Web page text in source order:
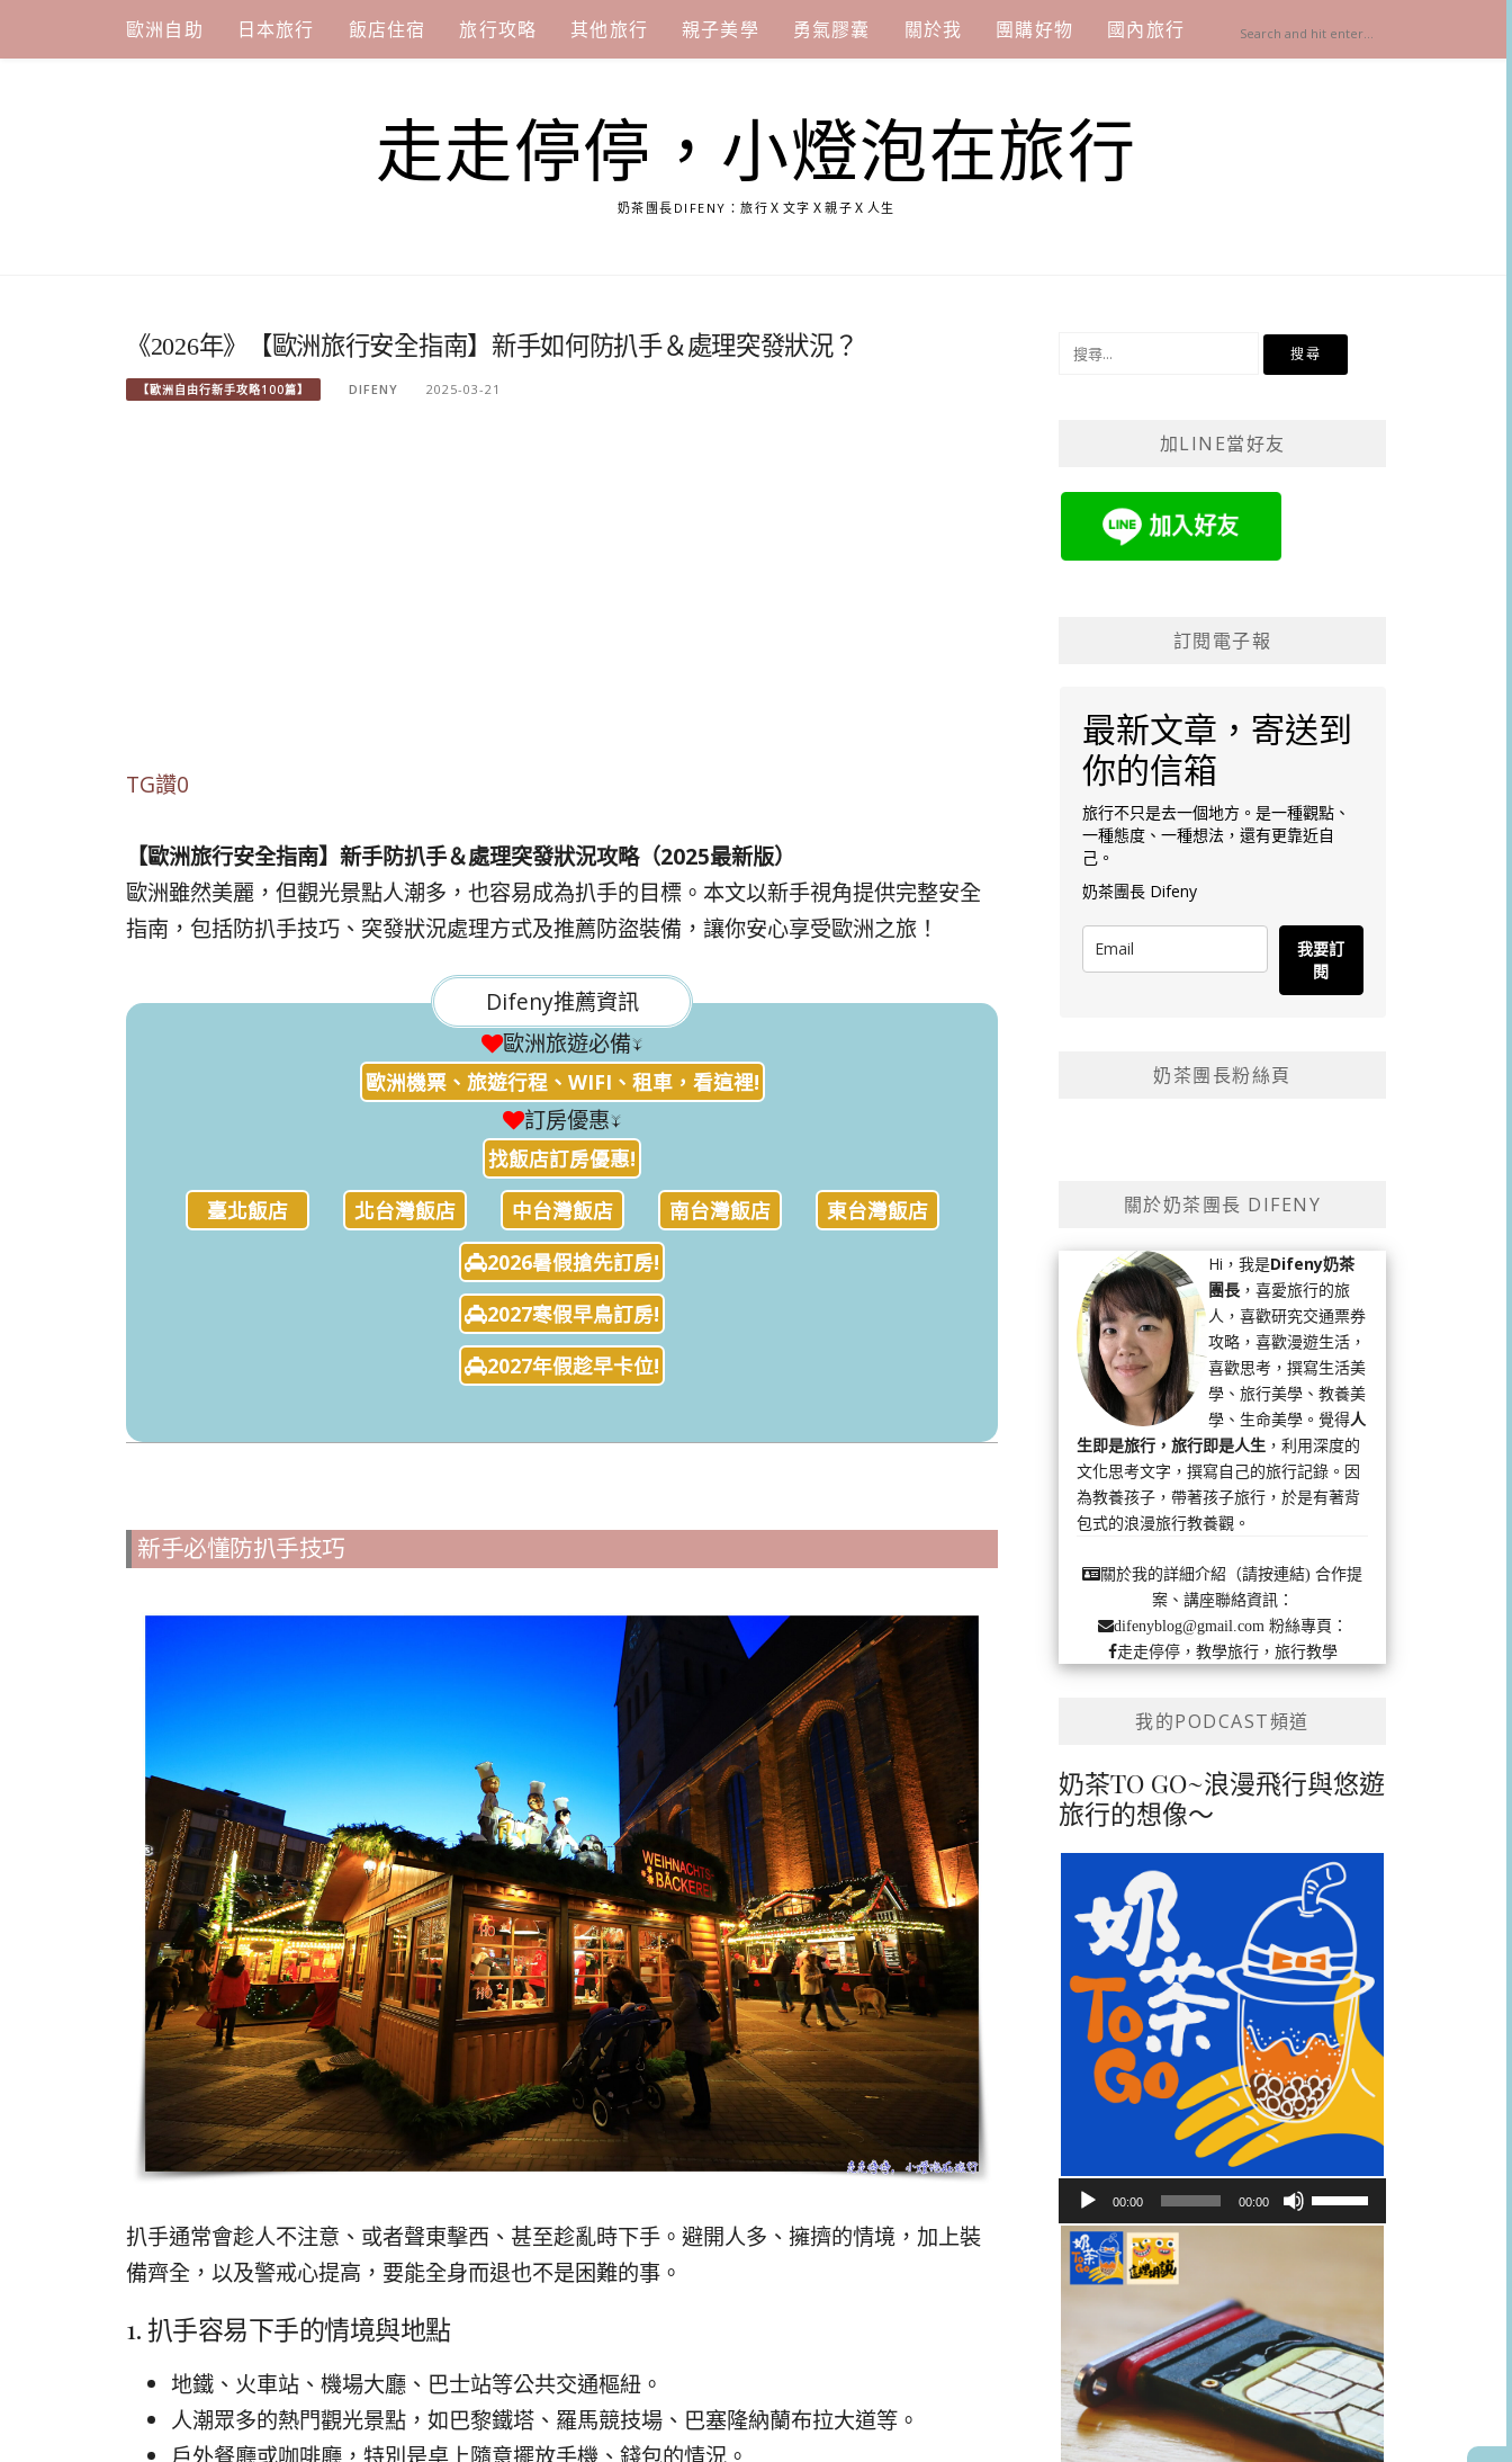
content
歐洲自助 日本旅行 飯店住宿 旅行攻略 其他旅行 親子美學 勇氣膠囊 關於我 團購好物 國內旅行
走走停停，小燈泡在旅行
奶茶團長DIFENY：旅行Ｘ文字Ｘ親子Ｘ人生
《2026年》【歐洲旅行安全指南】新手如何防扒手＆處理突發狀況？
【歐洲自由行新手攻略100篇】 DIFENY 2025-03-21
TG讚0
【歐洲旅行安全指南】新手防扒手＆處理突發狀況攻略（2025最新版）
歐洲雖然美麗，但觀光景點人潮多，也容易成為扒手的目標。本文以新手視角提供完整安全
指南，包括防扒手技巧、突發狀況處理方式及推薦防盜裝備，讓你安心享受歐洲之旅！
Difeny推薦資訊
歐洲旅遊必備↓
歐洲機票、旅遊行程、WIFI、租車，看這裡!
訂房優惠↓
找飯店訂房優惠!
臺北飯店
北台灣飯店 中台灣飯店 南台灣飯店
東台灣飯店
2026暑假搶先訂房!
2027寒假早鳥訂房!
2027年假趁早卡位!
新手必懂防扒手技巧
扒手通常會趁人不注意、或者聲東擊西、甚至趁亂時下手。避開人多、擁擠的情境，加上裝
備齊全，以及警戒心提高，要能全身而退也不是困難的事。
1. 扒手容易下手的情境與地點
地鐵、火車站、機場大廳、巴士站等公共交通樞紐。
人潮眾多的熱門觀光景點，如巴黎鐵塔、羅馬競技場、巴塞隆納蘭布拉大道等。
加LINE當好友
訂閱電子報
最新文章，寄送到
你的信箱
旅行不只是去一個地方。是一種觀點、
一種態度、一種想法，還有更靠近自
己。
奶茶團長 Difeny
我要訂
閱
奶茶團長粉絲頁
關於奶茶團長 DIFENY
Hi，我是Difeny奶茶
團長 ，喜愛旅行的旅
人，喜歡研究交通票券
攻略，喜歡漫遊生活，
喜歡思考，撰寫生活美
學、旅行美學、教養美
學、生命美學。覺得人
生即是旅行，旅行即是人生 ，利用深度的
文化思考文字，撰寫自己的旅行記錄。因
為教養孩子，帶著孩子旅行，於是有著背
包式的浪漫旅行教養觀。
關於我的詳細介紹（請按連結) 合作提
案、講座聯絡資訊：
difenyblog@gmail.com粉絲專頁：
走走停停，教學旅行，旅行教學
我的PODCAST頻道
奶茶TO GO~浪漫飛行與悠遊
旅行的想像～
播
放
00:00 00:00
鍵
以
提
高
或